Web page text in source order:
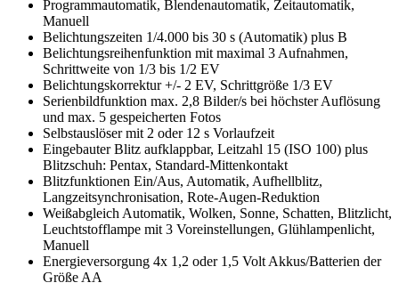
Programmautomatik, Blendenautomatik, Zeitautomatik,
Manuell
Belichtungszeiten 1/4.000 bis 30 s (Automatik) plus B
Belichtungsreihenfunktion mit maximal 3 Aufnahmen,
Schrittweite von 1/3 bis 1/2 EV
Belichtungskorrektur +/- 2 EV, Schrittgröße 1/3 EV
Serienbildfunktion max. 2,8 Bilder/s bei höchster Auflösung
und max. 5 gespeicherten Fotos
Selbstauslöser mit 2 oder 12 s Vorlaufzeit
Eingebauter Blitz aufklappbar, Leitzahl 15 (ISO 100) plus
Blitzschuh: Pentax, Standard-Mittenkontakt
Blitzfunktionen Ein/Aus, Automatik, Aufhellblitz,
Langzeitsynchronisation, Rote-Augen-Reduktion
Weißabgleich Automatik, Wolken, Sonne, Schatten, Blitzlicht,
Leuchtstofflampe mit 3 Voreinstellungen, Glühlampenlicht,
Manuell
Energieversorgung 4x 1,2 oder 1,5 Volt Akkus/Batterien der
Größe AA